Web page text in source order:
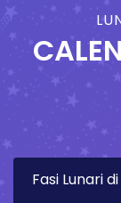
Fasi Lunari